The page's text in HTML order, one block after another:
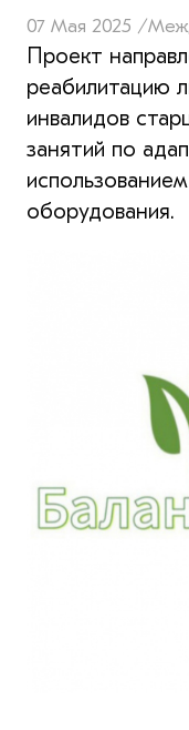
07 Мая 2025 /
Проект
реабилитацию
инвалидов
занятий по
оборудования.